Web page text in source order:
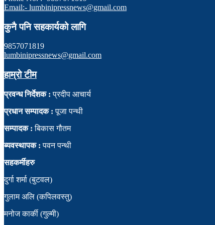
Email:- lumbinipressnews@gmail.com
कुनै पनि सहकार्यको लागि
9857071819
lumbinipressnews@gmail.com
हाम्रो टीम
प्रवन्ध निर्देशक : प्रदीप आचार्य
प्रधान सम्पादक : पूजा पन्थी
सम्पादक :बिकास गौतम
ब्यवस्थापक : पवन पन्थी
सहकर्मीहरु
दुर्गा शर्मा (बुटवल)
गुलाम अलि (कपिलवस्तु)
मनोज कार्की (गुल्मी)